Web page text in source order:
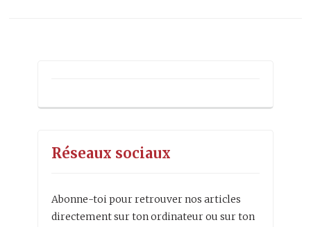
Réseaux sociaux
Abonne-toi pour retrouver nos articles
directement sur ton ordinateur ou sur ton